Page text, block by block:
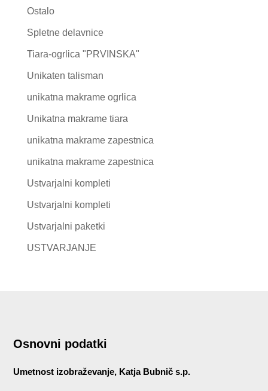
Ostalo
Spletne delavnice
Tiara-ogrlica "PRVINSKA"
Unikaten talisman
unikatna makrame ogrlica
Unikatna makrame tiara
unikatna makrame zapestnica
unikatna makrame zapestnica
Ustvarjalni kompleti
Ustvarjalni kompleti
Ustvarjalni paketki
USTVARJANJE
Osnovni podatki
Umetnost izobraževanje, Katja Bubnič s.p.